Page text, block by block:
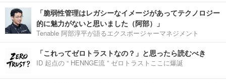
「脆弱性管理はレガシーなイメージがあってテクノロジー
的に魅力がないと思いました（阿部）」
Tenable 阿部淳平が語るエクスポージャーマネジメント
「これってゼロトラストなの？」と思ったら読むべき
ID 起点の “ HENNGE流 ” ゼロトラストここに爆誕